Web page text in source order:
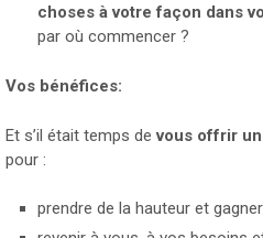
choses à votre façon dans
par où commencer ?
Vos bénéfices:
Et s’il était temps devous offrir
pour :
prendre de la hauteur et